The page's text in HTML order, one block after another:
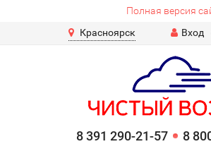
Полная версия
Красноярск
Вход
8 391 290-21-57 8